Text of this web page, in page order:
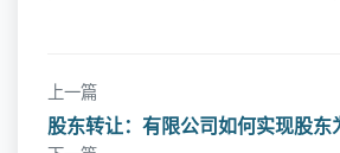
上一篇
股东转让：有限公司如何实现股东